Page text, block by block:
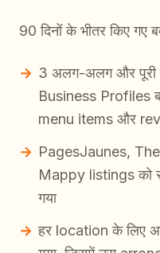
90 दिनों के भीतर किए गए
3 अलग-अलग और पूरी
Business Profiles
menu items और
PagesJaunes,
Mappy listings को
गया
हर location के लिए